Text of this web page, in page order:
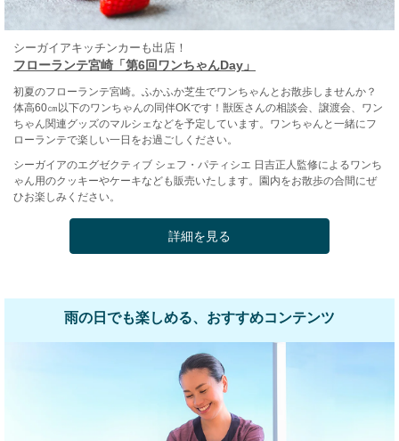
シーガイアキッチンカーも出店！
フローランテ宮崎「第6回ワンちゃんDay」
初夏のフローランテ宮崎。ふかふか芝生でワンちゃんとお散歩しませんか？
体高60㎝以下のワンちゃんの同伴OKです！獣医さんの相談会、譲渡会、ワン
ちゃん関連グッズのマルシェなどを予定しています。ワンちゃんと一緒にフ
ローランテで楽しい一日をお過ごしください。
シーガイアのエグゼクティブ シェフ・パティシエ 日吉正人監修によるワンち
ゃん用のクッキーやケーキなども販売いたします。園内をお散歩の合間にぜ
ひお楽しみください。
詳細を見る
雨の日でも楽しめる、おすすめコンテンツ